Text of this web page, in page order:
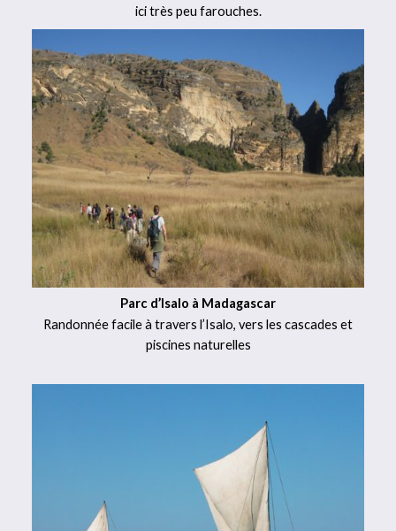
ici très peu farouches.
Parc d’Isalo à Madagascar
Randonnée facile à travers l’Isalo, vers les cascades et
piscines naturelles